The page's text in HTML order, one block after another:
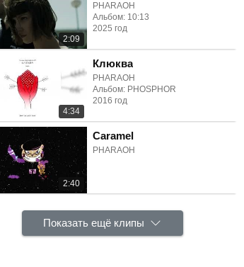
2:09
PHARAOH
Альбом: 10:13
2025 год
4:34
Клюква
PHARAOH
Альбом: PHOSPHOR
2016 год
2:40
Caramel
PHARAOH
Показать ещё клипы